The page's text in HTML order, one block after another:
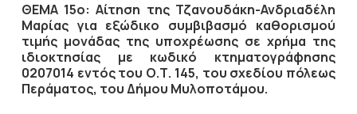
ΘΕΜΑ 15ο: Αίτηση της Τζανουδάκη-Ανδριαδέλη
Μαρίας για εξώδικο συμβιβασμό καθορισμού
τιμής μονάδας της υποχρέωσης σε χρήμα της
ιδιοκτησίας με κωδικό κτηματογράφησης
0207014 εντός του Ο.Τ. 145, του σχεδίου πόλεως
Περάματος, του Δήμου Μυλοποτάμου.